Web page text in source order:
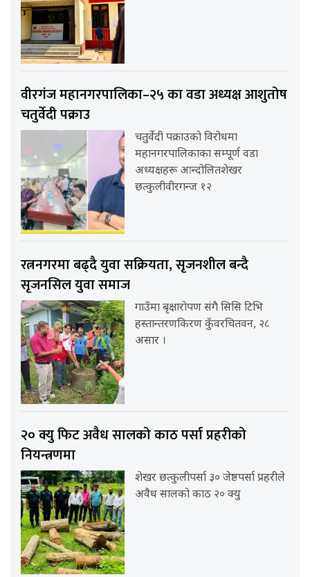
वीरगंज महानगरपालिका–२५ का वडा अध्यक्ष आशुतोष
चतुर्वेदी पक्राउ
चतुर्वेदी पक्राउको विरोधमा
महानगरपालिकाका सम्पूर्ण वडा
अध्यक्षहरू आन्दोलितशेखर
छत्कुलीवीरगन्ज १२
रत्ननगरमा बढ्दै युवा सक्रियता, सृजनशील बन्दै
सृजनसिल युवा समाज
गाउँमा बृक्षारोपण संगै सिसि टिभि
हस्तान्तरणकिरण कुँवरचितवन, २८
असार ।
२० क्यु फिट अवैध सालको काठ पर्सा प्रहरीको
नियन्त्रणमा
शेखर छत्कुलीपर्सा ३० जेष्ठपर्सा प्रहरीले
अवैध सालको काठ २० क्यु